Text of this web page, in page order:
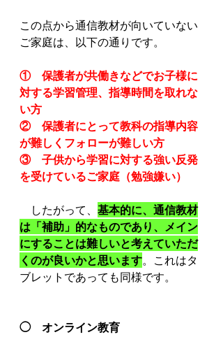
この点から通信教材が向いていない
ご家庭は、以下の通りです。
①　保護者が共働きなどでお子様に
対する学習管理、指導時間を取れな
い方
②　保護者にとって教科の指導内容
が難しくフォローが難しい方
③　子供から学習に対する強い反発
を受けているご家庭（勉強嫌い）
したがって、 基本的に、通信教材
は「補助」的なものであり、メイン
にすることは難しいと考えていただ
くのが良いかと思います。これはタ
ブレットであっても同様です。
◯　オンライン教育